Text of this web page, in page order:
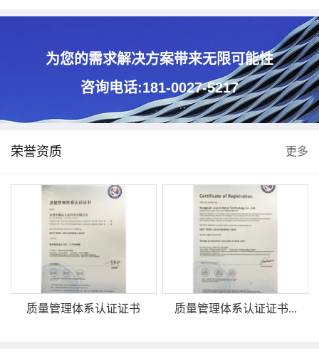
为您的需求解决方案带来无限可能性
咨询电话:181-0027-5217
荣誉资质 更多
质量管理体系认证证书 质量管理体系认证证书...